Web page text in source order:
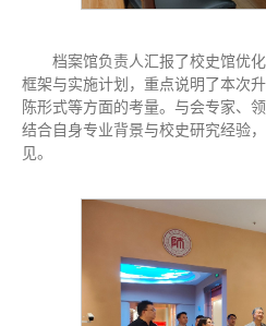
档案馆负责人汇报了校史馆优
框架与实施计划，重点说明了本次
陈形式等方面的考量。与会专家、
结合自身专业背景与校史研究经验
见。